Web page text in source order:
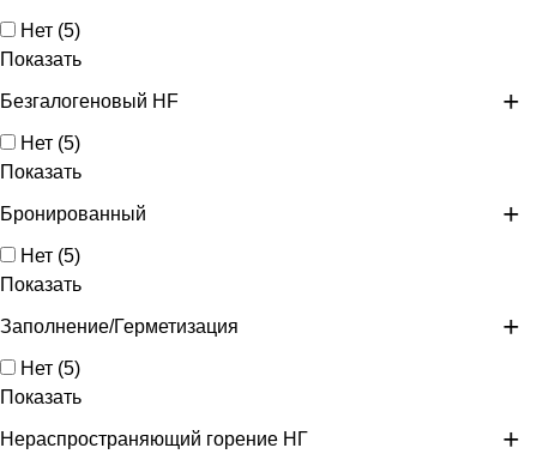
Нет (5)
Показать
Безгалогеновый HF
Нет (5)
Показать
Бронированный
Нет (5)
Показать
Заполнение/Герметизация
Нет (5)
Показать
Нераспространяющий горение НГ